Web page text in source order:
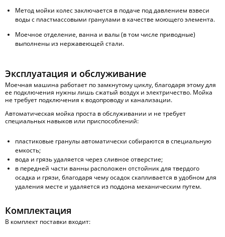
Метод мойки колес заключается в подаче под давлением взвеси
воды с пластмассовыми гранулами в качестве моющего элемента.
Моечное отделение, ванна и валы (в том числе приводные)
выполнены из нержавеющей стали.
Эксплуатация и обслуживание
Моечная машина работает по замкнутому циклу, благодаря этому для
ее подключения нужны лишь сжатый воздух и электричество. Мойка
не требует подключения к водопроводу и канализации.
Автоматическая мойка проста в обслуживании и не требует
специальных навыков или приспособлений:
пластиковые гранулы автоматически собираются в специальную
емкость;
вода и грязь удаляется через сливное отверстие;
в передней части ванны расположен отстойник для твердого
осадка и грязи, благодаря чему осадок скапливается в удобном для
удаления месте и удаляется из поддона механическим путем.
Комплектация
В комплект поставки входит: